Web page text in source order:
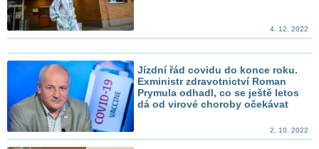
4. 12. 2022
Jízdní řád covidu do konce roku.
Exministr zdravotnictví Roman
Prymula odhadl, co se ještě letos
dá od virové choroby očekávat
2. 10. 2022